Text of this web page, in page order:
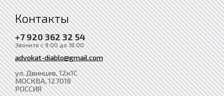
Контакты
+7 920 362 32 54
Звоните с 9:00 до 18:00
advokat-diablo@gmail.com
ул. Двинцев, 12к1С
МОСКВА, 127018
РОССИЯ